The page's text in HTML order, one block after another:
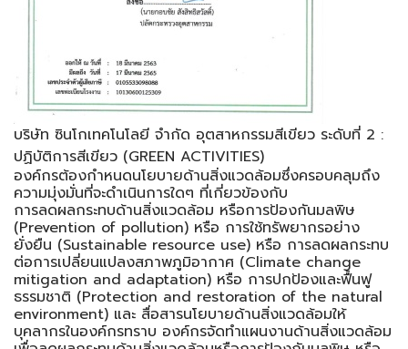
บริษัท ซินโกเทคโนโลยี จำกัด อุตสาหกรรมสีเขียว ระดับที่ 2 :
ปฏิบัติการสีเขียว (GREEN ACTIVITIES)
องค์กรต้องกำหนดนโยบายด้านสิ่งแวดล้อมซึ่งครอบคลุมถึง
ความมุ่งมั่นที่จะดำเนินการใดๆ ที่เกี่ยวข้องกับ
การลดผลกระทบด้านสิ่งแวดล้อม หรือการป้องกันมลพิษ
(Prevention of pollution) หรือ การใช้ทรัพยากรอย่าง
ยั่งยืน (Sustainable resource use) หรือ การลดผลกระทบ
ต่อการเปลี่ยนแปลงสภาพภูมิอากาศ (Climate change
mitigation and adaptation) หรือ การปกป้องและฟื้นฟู
ธรรมชาติ (Protection and restoration of the natural
environment) และ สื่อสารนโยบายด้านสิ่งแวดล้อมให้
บุคลากรในองค์กรทราบ องค์กรจัดทำแผนงานด้านสิ่งแวดล้อม